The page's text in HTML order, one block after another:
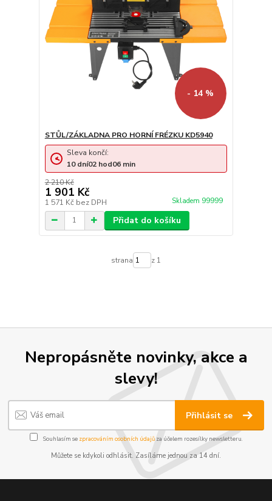
- 14 %
STŮL/ZÁKLADNA PRO HORNÍ FRÉZKU KD5940
2 210 Kč
1 901 Kč
1 571 Kč bez DPH Skladem 99999
Sleva končí:
10 dní02 hod06 min
Přidat do košíku
strana z 1
Nepropásněte novinky, akce a
slevy!
Přihlásit se
Souhlasím se zpracováním osobních údajůza účelem rozesílky newsletteru.
Můžete se kdykoli odhlásit. Zasíláme jednou za 14 dní.